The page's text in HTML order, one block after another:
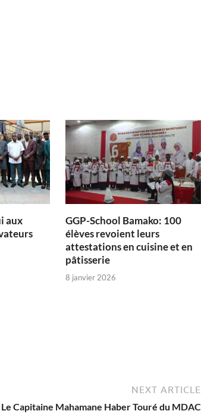
aux
GGP-School Bamako: 100
élèves revoient leurs
attestations en cuisine et en
pâtisserie
8 janvier 2026
NEXT ARTICLE
Le Capitaine Mahamane Haber Touré du MDAC